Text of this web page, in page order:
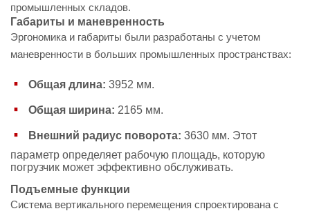
промышленных складов.
Габариты и маневренность
Эргономика и габариты были разработаны с учетом
маневренности в больших промышленных пространствах:
Общая длина: 3952 мм.
Общая ширина: 2165 мм.
Внешний радиус поворота: 3630 мм. Этот
параметр определяет рабочую площадь, которую
погрузчик может эффективно обслуживать.
Подъемные функции
Система вертикального перемещения спроектирована с